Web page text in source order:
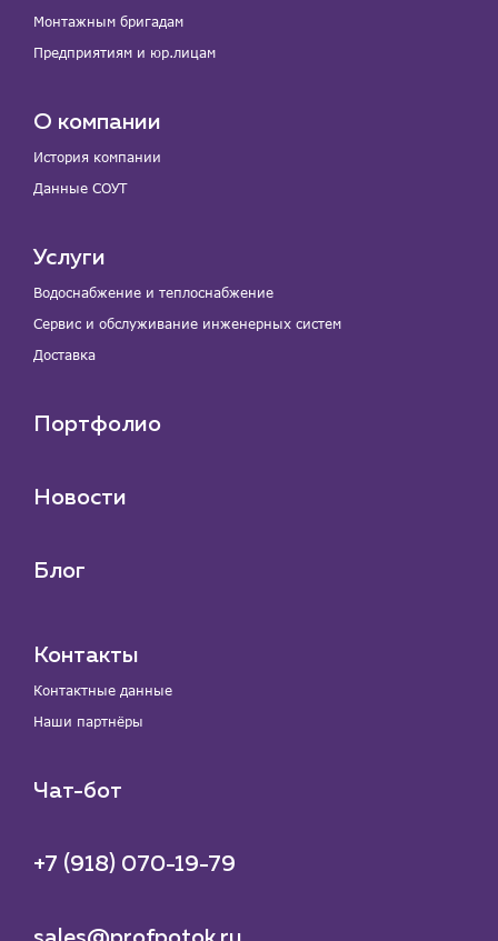
Монтажным бригадам
Предприятиям и юр.лицам
О компании
История компании
Данные СОУТ
Услуги
Водоснабжение и теплоснабжение
Сервис и обслуживание инженерных систем
Доставка
Портфолио
Новости
Блог
Контакты
Контактные данные
Наши партнёры
Чат-бот
+7 (918) 070-19-79